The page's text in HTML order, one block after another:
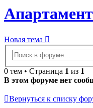
Новая тема
0 тем • Страница 1 из 1
В этом форуме нет
Вернуться к списку